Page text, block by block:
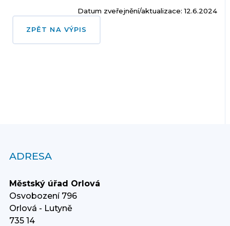
Datum zveřejnění/aktualizace: 12.6.2024
ZPĚT NA VÝPIS
ADRESA
Městský úřad Orlová
Osvobození 796
Orlová - Lutyně
735 14